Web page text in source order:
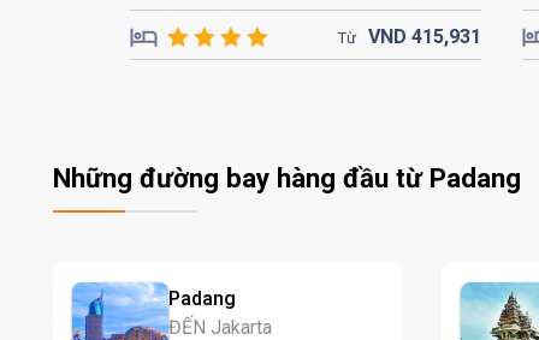
Từ VND 415,931
Những đường bay hàng đầu từ Padang
Padang
ĐẾN Jakarta